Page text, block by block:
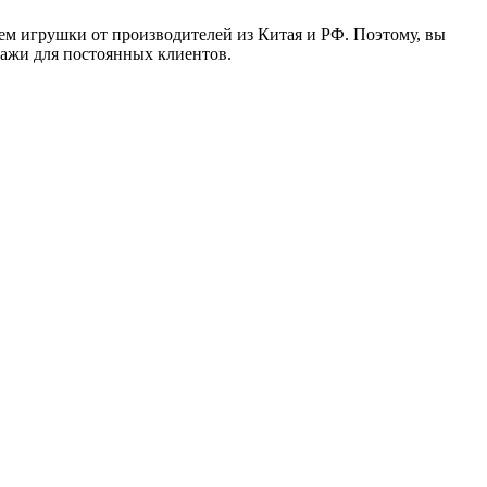
игрушки от производителей из Китая и РФ. Поэтому, вы
для постоянных клиентов.